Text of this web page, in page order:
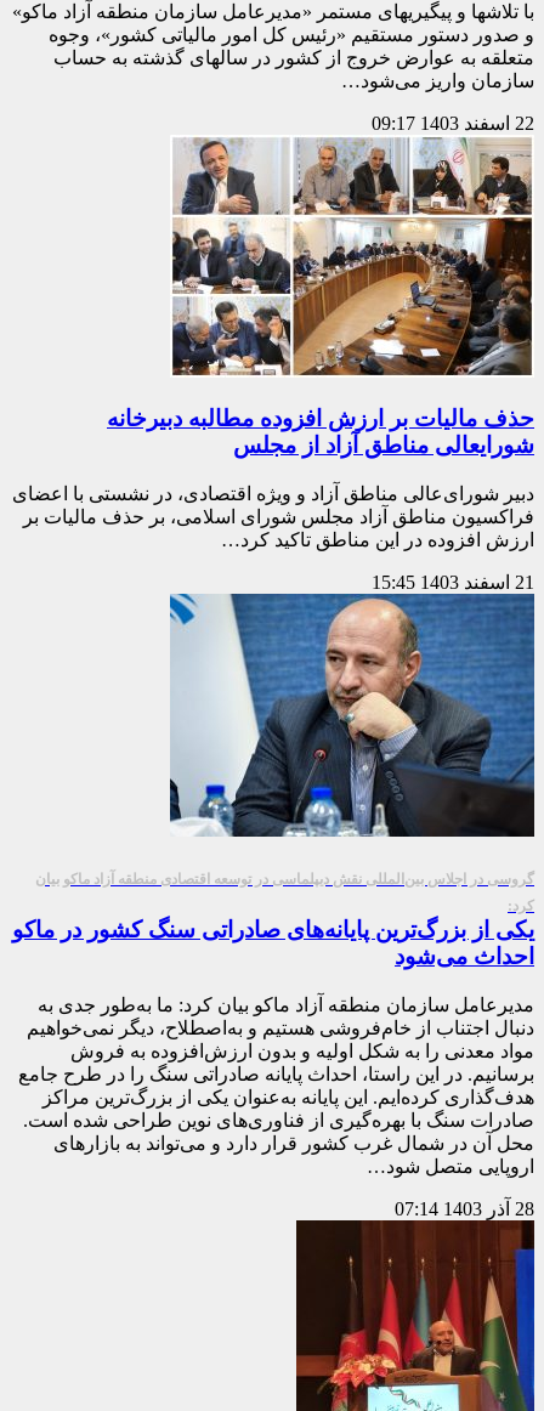
با تلاشها و پیگیریهای مستمر «مدیرعامل سازمان منطقه آزاد ماکو»
و صدور دستور مستقیم «رئیس کل امور مالیاتی کشور»، وجوه
متعلقه به عوارض خروج از کشور در سالهای گذشته به حساب
سازمان واریز می‌شود…
22 اسفند 1403 09:17
حذف مالیات بر ارزش افزوده مطالبه دبیرخانه
شورایعالی مناطق آزاد از مجلس
دبیر شورای‌عالی مناطق آزاد و ویژه اقتصادی، در نشستی با اعضای
فراکسیون مناطق آزاد مجلس شورای اسلامی، بر حذف مالیات بر
ارزش افزوده در این مناطق تاکید کرد…
21 اسفند 1403 15:45
گروسی در اجلاس بین‌المللی نقش دیپلماسی در توسعه اقتصادی منطقه آزاد ماکو بیان
کرد:
یکی از بزرگ‌ترین پایانه‌های صادراتی سنگ کشور در ماکو
احداث می‌شود
مدیرعامل سازمان منطقه آزاد ماکو بیان کرد: ما به‌طور جدی به
دنبال اجتناب از خام‌فروشی هستیم و به‌اصطلاح، دیگر نمی‌خواهیم
مواد معدنی را به شکل اولیه و بدون ارزش‌افزوده به فروش
برسانیم. در این راستا، احداث پایانه صادراتی سنگ را در طرح جامع
هدف‌گذاری کرده‌ایم. این پایانه به‌عنوان یکی از بزرگ‌ترین مراکز
صادرات سنگ با بهره‌گیری از فناوری‌های نوین طراحی شده است.
محل آن در شمال غرب کشور قرار دارد و می‌تواند به بازارهای
اروپایی متصل شود…
28 آذر 1403 07:14